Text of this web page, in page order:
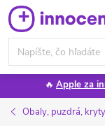
Prejsť
na
obsah
🔥 Apple za
Obaly, puzdrá, kryty